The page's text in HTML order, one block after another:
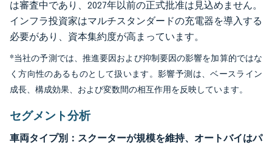
は審査中であり、2027年以前の正式批准は見込めません。
インフラ投資家はマルチスタンダードの充電器を導入する
必要があり、資本集約度が高まっています。
*当社の予測では、推進要因および抑制要因の影響を加算的ではな
く方向性のあるものとして扱います。影響予測は、ベースライン
成長、構成効果、および変数間の相互作用を反映しています。
セグメント分析
車両タイプ別：スクーターが規模を維持、オートバイはパ